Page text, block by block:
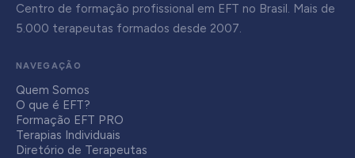
Centro de formação profissional em EFT no Brasil. Mais de
5.000 terapeutas formados desde 2007.
NAVEGAÇÃO
Quem Somos
O que é EFT?
Formação EFT PRO
Terapias Individuais
Diretório de Terapeutas